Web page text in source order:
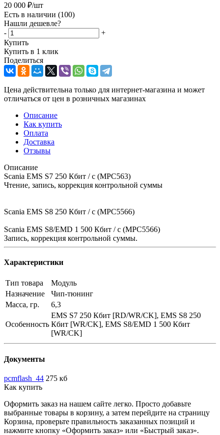
20 000 ₽/шт
Есть в наличии (100)
Нашли дешевле?
-
+
Купить
Купить в 1 клик
Поделиться
Цена действительна только для интернет-магазина и может
отличаться от цен в розничных магазинах
Описание
Как купить
Оплата
Доставка
Отзывы
Описание
Scania EMS S7 250 Кбит / с (MPC563)
Чтение, запись, коррекция контрольной суммы
Scania EMS S8 250 Кбит / с (MPC5566)
Scania EMS S8/EMD 1 500 Кбит / с (MPC5566)
Запись, коррекция контрольной суммы.
Характеристики
Тип товара
Модуль
Назначение
Чип-тюнинг
Масса, гр.
6,3
Особенность
EMS S7 250 Кбит [RD/WR/CK], EMS S8 250
Кбит [WR/CK], EMS S8/EMD 1 500 Кбит
[WR/CK]
Документы
pcmflash_44 275 кб
Как купить
Оформить заказ на нашем сайте легко. Просто добавьте
выбранные товары в корзину, а затем перейдите на страницу
Корзина, проверьте правильность заказанных позиций и
нажмите кнопку «Оформить заказ» или «Быстрый заказ».